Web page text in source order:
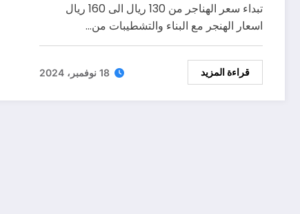
تبداء سعر الهناجر من 130 ريال الى 160 ريال
اسعار الهنجر مع البناء والتشطيبات من…
قراءة المزيد 18 نوفمبر، 2024